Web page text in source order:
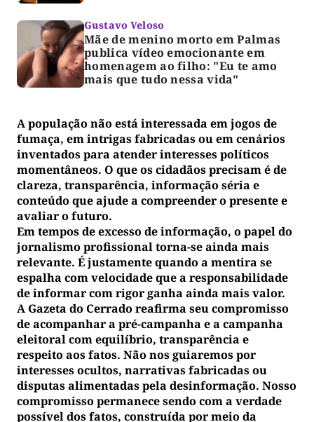
Gustavo Veloso
Mãe de menino morto em Palmas
publica vídeo emocionante em
homenagem ao filho: "Eu te amo
mais que tudo nessa vida"
A população não está interessada em jogos de
fumaça, em intrigas fabricadas ou em cenários
inventados para atender interesses políticos
momentâneos. O que os cidadãos precisam é de
clareza, transparência, informação séria e
conteúdo que ajude a compreender o presente e
avaliar o futuro.
Em tempos de excesso de informação, o papel do
jornalismo profissional torna-se ainda mais
relevante. É justamente quando a mentira se
espalha com velocidade que a responsabilidade
de informar com rigor ganha ainda mais valor.
A Gazeta do Cerrado reafirma seu compromisso
de acompanhar a pré-campanha e a campanha
eleitoral com equilíbrio, transparência e
respeito aos fatos. Não nos guiaremos por
interesses ocultos, narrativas fabricadas ou
disputas alimentadas pela desinformação. Nosso
compromisso permanece sendo com a verdade
possível dos fatos, construída por meio da